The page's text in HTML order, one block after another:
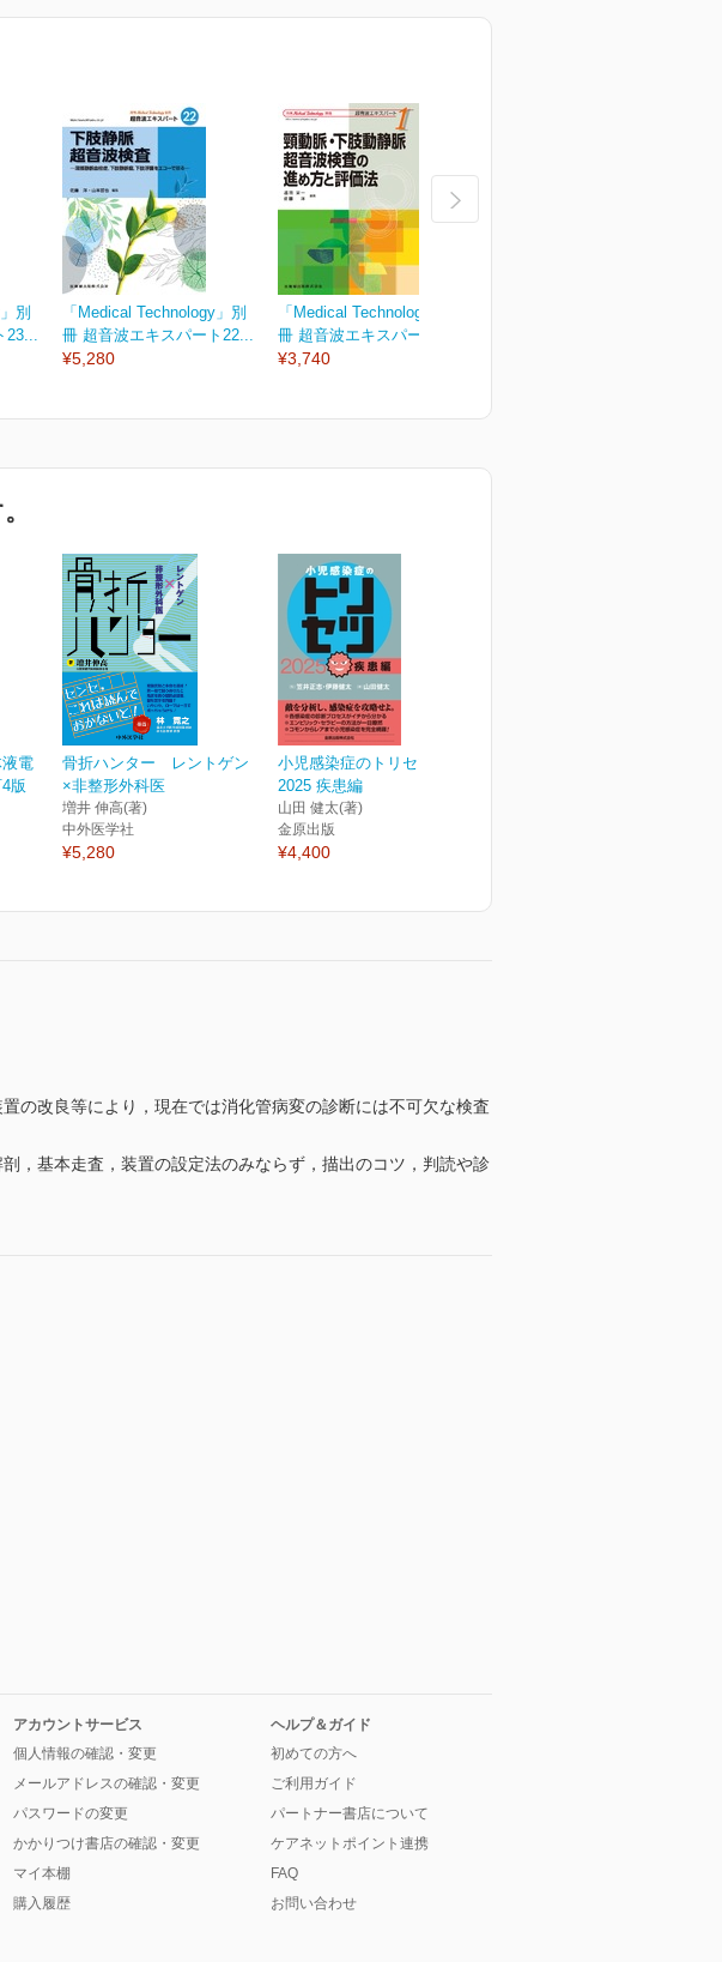
別
23...
「Medical Technology」別
冊 超音波エキスパート22...
¥5,280
「Medical Technology」別
冊 超音波エキスパート1...
¥3,740
電
版
骨折ハンター レントゲン
×非整形外科医
増井 伸高(著)
中外医学社
¥5,280
小児感染症のトリセツ
2025 疾患編
山田 健太(著)
金原出版
¥4,400
の改良等により，現在では消化管病変の診断には不可欠な検査
，基本走査，装置の設定法のみならず，描出のコツ，判読や診
アカウントサービス
個人情報の確認・変更
メールアドレスの確認・変更
パスワードの変更
かかりつけ書店の確認・変更
マイ本棚
購入履歴
ヘルプ＆ガイド
初めての方へ
ご利用ガイド
パートナー書店について
ケアネットポイント連携
FAQ
お問い合わせ